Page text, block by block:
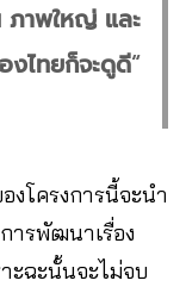
ภาพใหญ่ และ
ไทยก็จะดูดี“
งโครงการนี้จะนำ
ารพัฒนาเรื่อง
ะฉะนั้นจะไม่จบ